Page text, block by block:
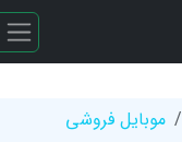
موبایل فروشی